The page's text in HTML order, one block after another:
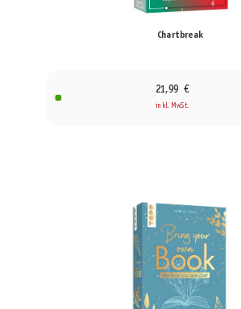
Chartbreak
21,99 €
inkl. MwSt.